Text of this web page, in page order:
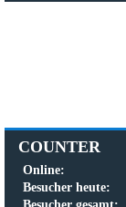
COUNTER
Online:
Besucher heute: